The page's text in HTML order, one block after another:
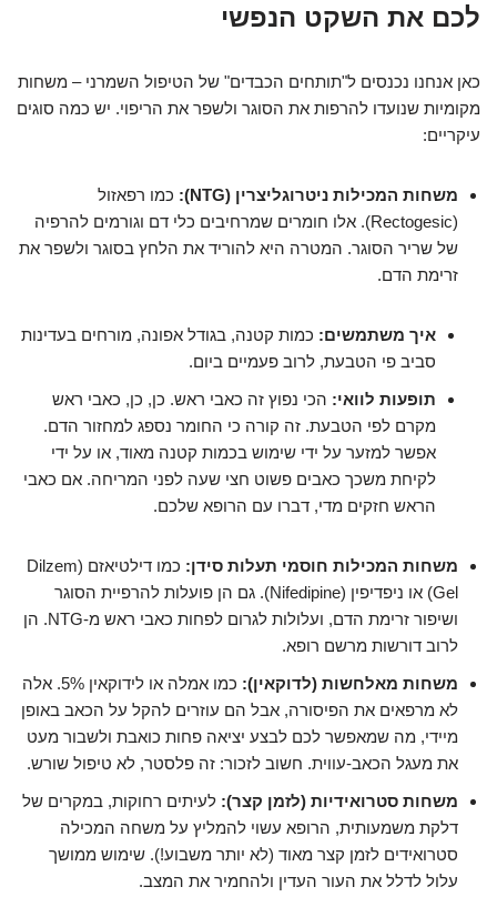
לכם את השקט הנפשי
כאן אנחנו נכנסים ל"תותחים הכבדים" של הטיפול השמרני – משחות
מקומיות שנועדו להרפות את הסוגר ולשפר את הריפוי. יש כמה סוגים
עיקריים:
משחות המכילות ניטרוגליצרין (NTG):
כמו רפאזול
(Rectogesic). אלו חומרים שמרחיבים כלי דם וגורמים להרפיה
של שריר הסוגר. המטרה היא להוריד את הלחץ בסוגר ולשפר את
זרימת הדם.
איך משתמשים: כמות קטנה, בגודל אפונה, מורחים בעדינות
סביב פי הטבעת, לרוב פעמיים ביום.
תופעות לוואי: הכי נפוץ זה כאבי ראש. כן, כן, כאבי ראש
מקרם לפי הטבעת. זה קורה כי החומר נספג למחזור הדם.
אפשר למזער על ידי שימוש בכמות קטנה מאוד, או על ידי
לקיחת משכך כאבים פשוט חצי שעה לפני המריחה. אם כאבי
הראש חזקים מדי, דברו עם הרופא שלכם.
משחות המכילות חוסמי תעלות סידן:
כמו דילטיאזם (Dilzem
Gel) או ניפדיפין (Nifedipine). גם הן פועלות להרפיית הסוגר
ושיפור זרימת הדם, ועלולות לגרום לפחות כאבי ראש מ-NTG. הן
לרוב דורשות מרשם רופא.
משחות מאלחשות (לדוקאין):
כמו אמלה או לידוקאין 5%. אלה
לא מרפאים את הפיסורה, אבל הם עוזרים להקל על הכאב באופן
מיידי, מה שמאפשר לכם לבצע יציאה פחות כואבת ולשבור מעט
את מעגל הכאב-עווית. חשוב לזכור: זה פלסטר, לא טיפול שורש.
משחות סטרואידיות (לזמן קצר): לעיתים רחוקות, במקרים של
דלקת משמעותית, הרופא עשוי להמליץ על משחה המכילה
סטרואידים לזמן קצר מאוד (לא יותר משבוע!). שימוש ממושך
עלול לדלל את העור העדין ולהחמיר את המצב.